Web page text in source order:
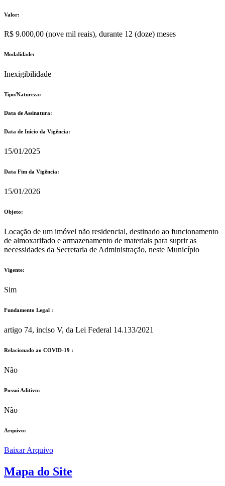
Valor:
R$ 9.000,00 (nove mil reais), durante 12 (doze) meses
Modalidade:
Inexigibilidade
Tipo/Natureza:
Data de Assinatura:
Data de Início da Vigência:
15/01/2025
Data Fim da Vigência:
15/01/2026
Objeto:
Locação de um imóvel não residencial, destinado ao funcionamento
de almoxarifado e armazenamento de materiais para suprir as
necessidades da Secretaria de Administração, neste Município
Vigente:
Sim
Fundamento Legal :​
artigo 74, inciso V, da Lei Federal 14.133/2021
Relacionado ao COVID-19 :​
Não
Possui Aditivo:​
Não
Arquivo:
Baixar Arquivo
Mapa do Site